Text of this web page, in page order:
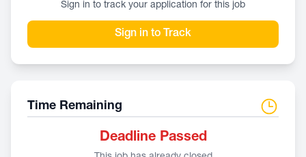
Sign in to track your application for this job
Sign in to Track
Time Remaining
Deadline Passed